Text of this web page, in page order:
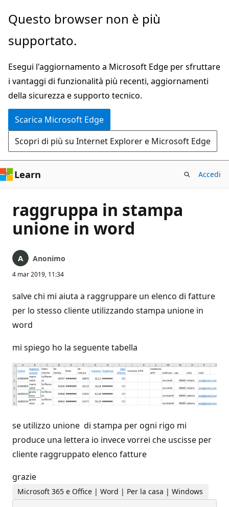
Ignora
passa
contenuto
principale
Questo browser non è più
supportato.
Esegui l'aggiornamento a Microsoft Edge per sfruttare
i vantaggi di funzionalità più recenti, aggiornamenti
della sicurezza e supporto tecnico.
Scarica Microsoft Edge
Scopri di più su Internet Explorer e Microsoft Edge
Learn Accedi
raggruppa in stampa
unione in word
Anonimo
4 mar 2019, 11:34
salve chi mi aiuta a raggruppare un elenco di fatture
per lo stesso cliente utilizzando stampa unione in
word
mi spiego ho la seguente tabella
se utilizzo unione di stampa per ogni rigo mi
produce una lettera io invece vorrei che uscisse per
cliente raggruppato elenco fatture
grazie
Microsoft 365 e Office | Word | Per la casa | Windows